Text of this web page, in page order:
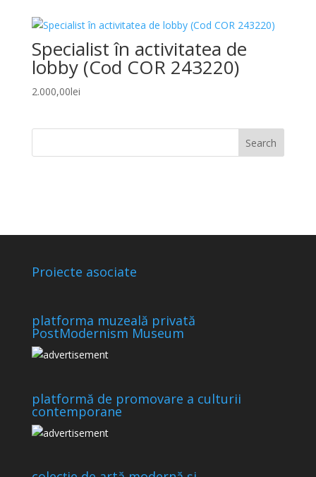
Specialist în activitatea de
lobby (Cod COR 243220)
2.000,00lei
Proiecte asociate
platforma muzeală privată
PostModernism Museum
platformă de promovare a culturii
contemporane